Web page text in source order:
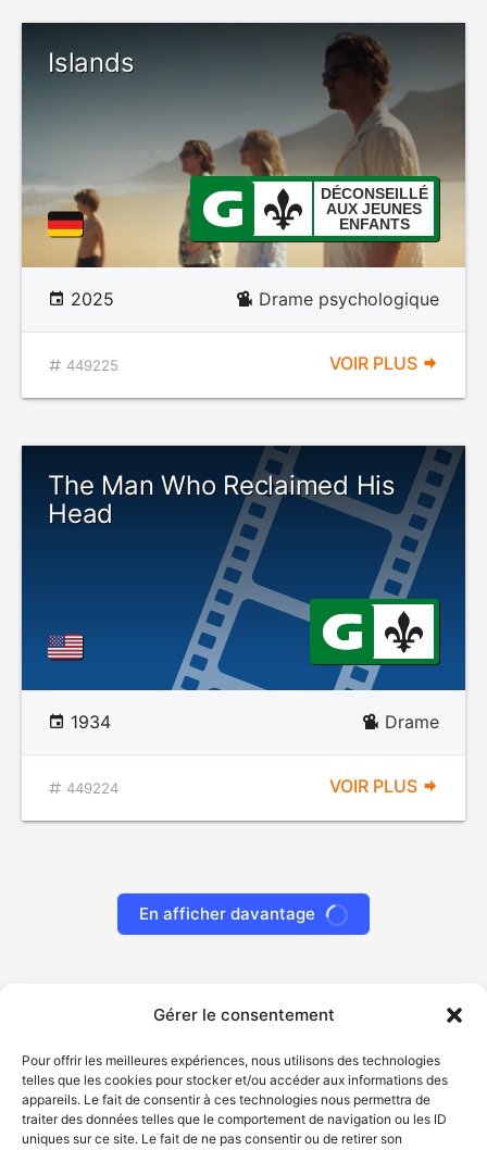
Gérer le consentement
Pour offrir les meilleures expériences, nous utilisons des technologies
telles que les cookies pour stocker et/ou accéder aux informations des
appareils. Le fait de consentir à ces technologies nous permettra de
traiter des données telles que le comportement de navigation ou les ID
uniques sur ce site. Le fait de ne pas consentir ou de retirer son
Islands
DÉCONSEILLÉ
AUX JEUNES
ENFANTS
2025 Drame psychologique
449225 VOIR PLUS
The Man Who Reclaimed His
Head
1934 Drame
449224 VOIR PLUS
En afficher davantage
© Gouvernement du Québec, 2026